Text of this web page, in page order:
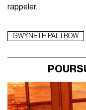
rappeler.
GWYNETH PALTROW